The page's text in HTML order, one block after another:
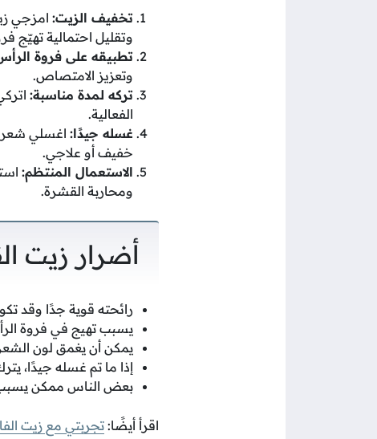
تخفيف الزيت:
وتقليل احتمالية تهيّج
تطبيقه على فروة
وتعزيز الامتصاص.
تركه لمدة مناسبة:
الفعالية.
غسله جيدًا: اغسلي شعرك
خفيف أو علاجي.
الاستعمال المنتظم:
ومحاربة القشرة.
أضرار زيت
رائحته قوية جدًا وقد
يسبب تهيج في فروة
يمكن أن يغمق لون
إذا ما تم غسله جيدًا،
بعض الناس ممكن يسبب
اقرأ أيضًا: تجربتي مع زيت